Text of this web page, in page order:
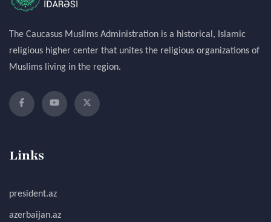
The Caucasus Muslims Administration is a historical, Islamic
religious higher center that unites the religious organizations of
Muslims living in the region.
Links
president.az
azerbaijan.az